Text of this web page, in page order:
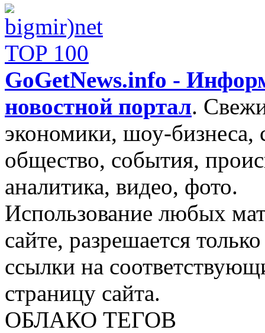
GoGetNews.info -
новостной портал.
экономики, шоу-бизнеса,
общество, события,
аналитика, видео, фото.
Использование любых
сайте, разрешается
ссылки на
страницу сайта.
ОБЛАКО ТЕГОВ